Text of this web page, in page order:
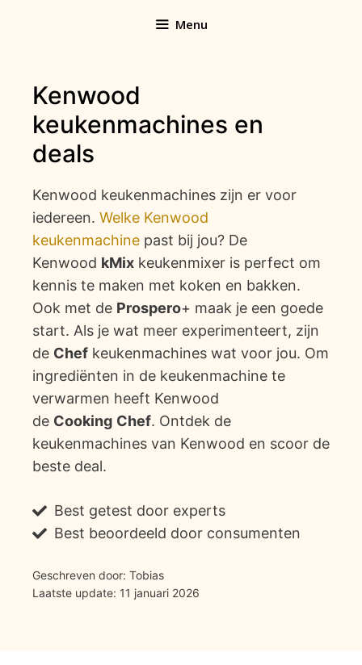
Menu
Kenwood
keukenmachines en
deals
Kenwood keukenmachines zijn er voor
iedereen. Welke Kenwood
keukenmachine past bij jou? De
Kenwood kMix keukenmixer is perfect om
kennis te maken met koken en bakken.
Ook met de Prospero+ maak je een goede
start. Als je wat meer experimenteert, zijn
de Chef keukenmachines wat voor jou. Om
ingrediënten in de keukenmachine te
verwarmen heeft Kenwood
de Cooking Chef. Ontdek de
keukenmachines van Kenwood en scoor de
beste deal.
Best getest door experts
Best beoordeeld door consumenten
Geschreven door: Tobias
Laatste update: 11 januari 2026